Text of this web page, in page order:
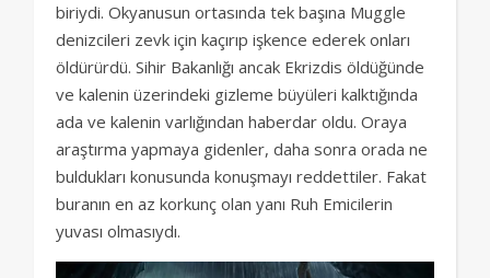
biriydi. Okyanusun ortasında tek başına Muggle
denizcileri zevk için kaçırıp işkence ederek onları
öldürürdü. Sihir Bakanlığı ancak Ekrizdis öldüğünde
ve kalenin üzerindeki gizleme büyüleri kalktığında
ada ve kalenin varlığından haberdar oldu. Oraya
araştırma yapmaya gidenler, daha sonra orada ne
buldukları konusunda konuşmayı reddettiler. Fakat
buranın en az korkunç olan yanı Ruh Emicilerin
yuvası olmasıydı.